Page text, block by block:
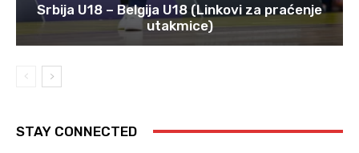
Srbija U18 – Belgija U18 (Linkovi za praćenje
utakmice)
STAY CONNECTED